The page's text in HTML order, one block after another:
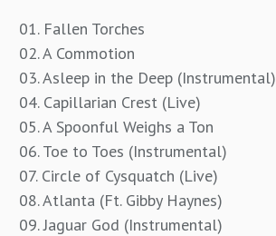
01. Fallen Torches
02. A Commotion
03. Asleep in the Deep (Instrumental)
04. Capillarian Crest (Live)
05. A Spoonful Weighs a Ton
06. Toe to Toes (Instrumental)
07. Circle of Cysquatch (Live)
08. Atlanta (Ft. Gibby Haynes)
09. Jaguar God (Instrumental)